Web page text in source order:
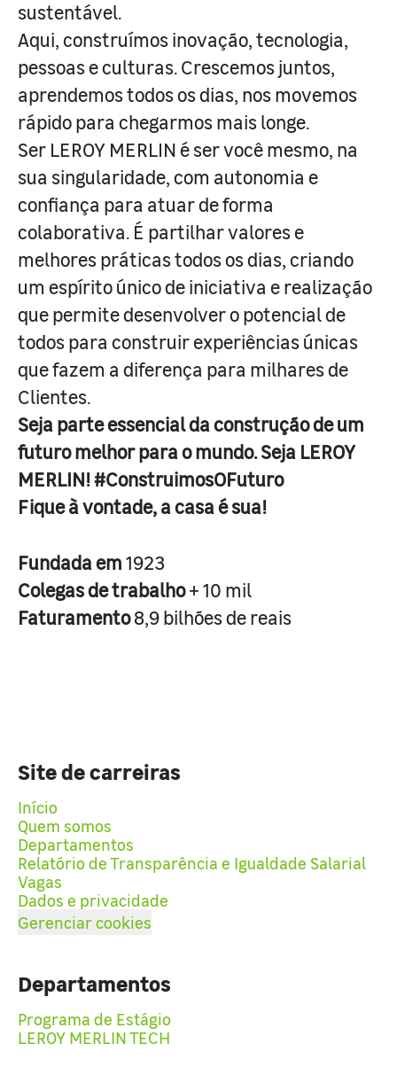
sustentável.
Aqui, construímos inovação, tecnologia,
pessoas e culturas. Crescemos juntos,
aprendemos todos os dias, nos movemos
rápido para chegarmos mais longe.
Ser LEROY MERLIN é ser você mesmo, na
sua singularidade, com autonomia e
confiança para atuar de forma
colaborativa. É partilhar valores e
melhores práticas todos os dias, criando
um espírito único de iniciativa e realização
que permite desenvolver o potencial de
todos para construir experiências únicas
que fazem a diferença para milhares de
Clientes.
Seja parte essencial da construção de um
futuro melhor para o mundo. Seja LEROY
MERLIN! #ConstruimosOFuturo
Fique à vontade, a casa é sua!
Fundada em1923
Colegas de trabalho+ 10 mil
Faturamento8,9 bilhões de reais
Site de carreiras
Início
Quem somos
Departamentos
Relatório de Transparência e Igualdade Salarial
Vagas
Dados e privacidade
Gerenciar cookies
Departamentos
Programa de Estágio
LEROY MERLIN TECH